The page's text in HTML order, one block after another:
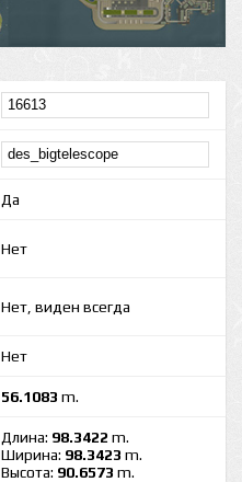
Да
Нет
Нет, виден всегда
Нет
56.1083 m.
Длина: 98.3422 m.
Ширина: 98.3423 m.
Высота: 90.6573 m.